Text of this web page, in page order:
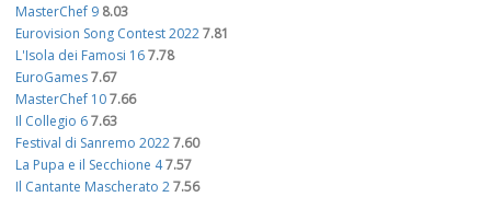
MasterChef 9 8.03
Eurovision Song Contest 20227.81
L'Isola dei Famosi 167.78
EuroGames7.67
MasterChef 107.66
Il Collegio 67.63
Festival di Sanremo 20227.60
La Pupa e il Secchione 47.57
Il Cantante Mascherato 27.56